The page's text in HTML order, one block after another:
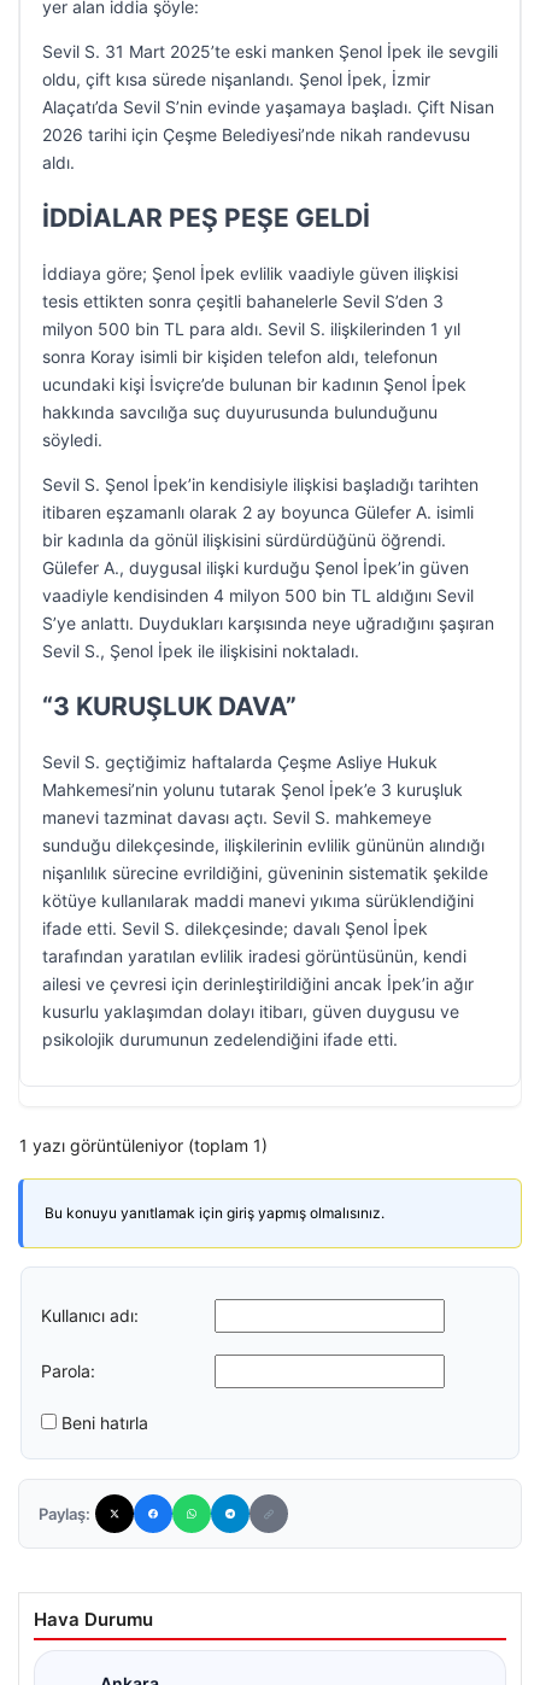
yer alan iddia şöyle:
Sevil S. 31 Mart 2025’te eski manken Şenol İpek ile sevgili
oldu, çift kısa sürede nişanlandı. Şenol İpek, İzmir
Alaçatı’da Sevil S’nin evinde yaşamaya başladı. Çift Nisan
2026 tarihi için Çeşme Belediyesi’nde nikah randevusu
aldı.
İDDİALAR PEŞ PEŞE GELDİ
İddiaya göre; Şenol İpek evlilik vaadiyle güven ilişkisi
tesis ettikten sonra çeşitli bahanelerle Sevil S’den 3
milyon 500 bin TL para aldı. Sevil S. ilişkilerinden 1 yıl
sonra Koray isimli bir kişiden telefon aldı, telefonun
ucundaki kişi İsviçre’de bulunan bir kadının Şenol İpek
hakkında savcılığa suç duyurusunda bulunduğunu
söyledi.
Sevil S. Şenol İpek’in kendisiyle ilişkisi başladığı tarihten
itibaren eşzamanlı olarak 2 ay boyunca Gülefer A. isimli
bir kadınla da gönül ilişkisini sürdürdüğünü öğrendi.
Gülefer A., duygusal ilişki kurduğu Şenol İpek’in güven
vaadiyle kendisinden 4 milyon 500 bin TL aldığını Sevil
S’ye anlattı. Duydukları karşısında neye uğradığını şaşıran
Sevil S., Şenol İpek ile ilişkisini noktaladı.
“3 KURUŞLUK DAVA”
Sevil S. geçtiğimiz haftalarda Çeşme Asliye Hukuk
Mahkemesi’nin yolunu tutarak Şenol İpek’e 3 kuruşluk
manevi tazminat davası açtı. Sevil S. mahkemeye
sunduğu dilekçesinde, ilişkilerinin evlilik gününün alındığı
nişanlılık sürecine evrildiğini, güveninin sistematik şekilde
kötüye kullanılarak maddi manevi yıkıma sürüklendiğini
ifade etti. Sevil S. dilekçesinde; davalı Şenol İpek
tarafından yaratılan evlilik iradesi görüntüsünün, kendi
ailesi ve çevresi için derinleştirildiğini ancak İpek’in ağır
kusurlu yaklaşımdan dolayı itibarı, güven duygusu ve
psikolojik durumunun zedelendiğini ifade etti.
1 yazı görüntüleniyor (toplam 1)
Bu konuyu yanıtlamak için giriş yapmış olmalısınız.
Kullanıcı adı:
Parola:
Beni hatırla
Paylaş:
Hava Durumu